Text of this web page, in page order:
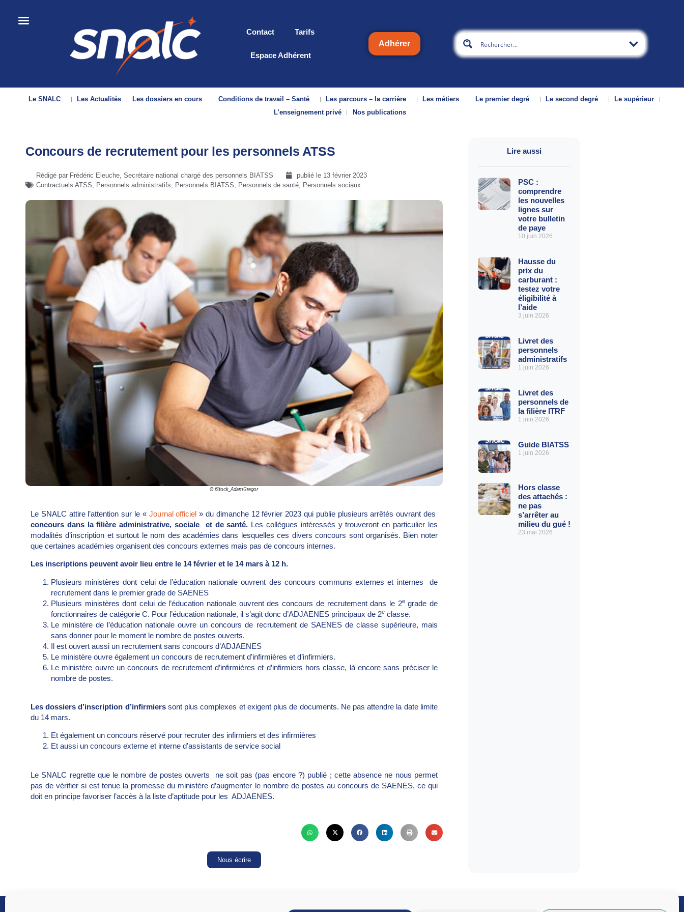
Contact Tarifs
Espace Adhérent
Adhérer
Le SNALC Les Actualités Les dossiers en cours Conditions de travail – Santé Les parcours – la carrière Les métiers Le premier degré Le second degré
Le supérieur
L’enseignement privé
Nos publications
Concours de recrutement pour les personnels ATSS
Rédigé par Frédéric Eleuche, Secrétaire national chargé des personnels BIATSS publié le 13 février 2023
Contractuels ATSS, Personnels administratifs, Personnels BIATSS, Personnels de santé, Personnels sociaux
© iStock_AdamGregor
Le SNALC attire l’attention sur le « Journal officiel » du dimanche 12 février 2023 qui publie plusieurs arrêtés ouvrant des
concours dans la filière administrative, sociale et de santé. Les collègues intéressés y trouveront en particulier les
modalités d’inscription et surtout le nom des académies dans lesquelles ces divers concours sont organisés. Bien noter
que certaines académies organisent des concours externes mais pas de concours internes.
Les inscriptions peuvent avoir lieu entre le 14 février et le 14 mars à 12 h.
Plusieurs ministères dont celui de l’éducation nationale ouvrent des concours communs externes et internes de
recrutement dans le premier grade de SAENES
Plusieurs ministères dont celui de l’éducation nationale ouvrent des concours de recrutement dans le 2egrade de
fonctionnaires de catégorie C. Pour l’éducation nationale, il s’agit donc d’ADJAENES principaux de 2e classe.
Le ministère de l’éducation nationale ouvre un concours de recrutement de SAENES de classe supérieure, mais
sans donner pour le moment le nombre de postes ouverts.
Il est ouvert aussi un recrutement sans concours d’ADJAENES
Le ministère ouvre également un concours de recrutement d’infirmières et d’infirmiers.
Le ministère ouvre un concours de recrutement d’infirmières et d’infirmiers hors classe, là encore sans préciser le
nombre de postes.
Les dossiers d’inscription d’infirmierssont plus complexes et exigent plus de documents. Ne pas attendre la date limite
du 14 mars.
Et également un concours réservé pour recruter des infirmiers et des infirmières
Et aussi un concours externe et interne d’assistants de service social
Le SNALC regrette que le nombre de postes ouverts ne soit pas (pas encore ?) publié ; cette absence ne nous permet
pas de vérifier si est tenue la promesse du ministère d’augmenter le nombre de postes au concours de SAENES, ce qui
doit en principe favoriser l’accès à la liste d’aptitude pour les ADJAENES.
Nous écrire
Lire aussi
PSC :
comprendre
les nouvelles
lignes sur
votre bulletin
de paye
10 juin 2026
Hausse du
prix du
carburant :
testez votre
éligibilité à
l’aide
3 juin 2026
Livret des
personnels
administratifs
1 juin 2026
Livret des
personnels de
la filière ITRF
1 juin 2026
Guide BIATSS
1 juin 2026
Hors classe
des attachés :
ne pas
s’arrêter au
milieu du gué !
23 mai 2026